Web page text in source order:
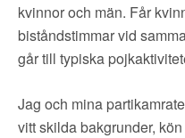
kvinnor och män. Får
biståndstimmar vid
går till typiska
Jag och mina
vitt skilda bakgrunder,